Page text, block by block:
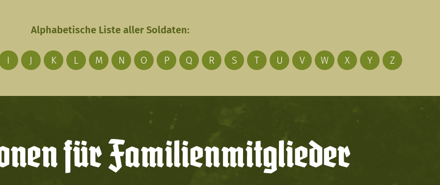
Alphabetische Liste aller Soldaten:
I J K L M N O P Q R S T U V W X Y Z
für Familienmitglieder